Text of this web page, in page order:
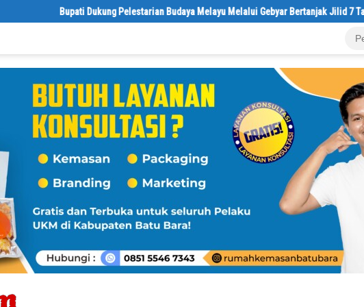
Bupati Dukung Pelestarian Budaya Melayu Melalui Gebyar Bertanjak Jilid 7 Tahun 2026